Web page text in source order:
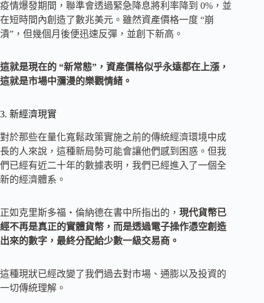
疫情爆發期間，聯準會透過緊急降息將利率降到 0%，並
在短時間內創造了數兆美元。雖然資產價格一度 “崩
潰”，但幾個月後便迅速反彈，並創下新高。
這就是現在的 “新常態”，資產價格似乎永遠都在上漲，
這就是市場中瀰漫的樂觀情緒。
3. 新經濟現實
對於那些在量化寬鬆政策實施之前的傳統經濟環境中成
長的人來說，這種新局勢可能會讓他們感到困惑。但我
們已經有近二十年的數據表明，我們已經進入了一個全
新的經濟體系。
正如克里斯多福・倫納德在書中所指出的， 現代貨幣已
經不再是真正的實體貨幣，而是透過電子操作憑空創造
出來的數字，最終分配給少數一級交易商。
這種現狀已經改變了我們過去對市場、通膨以及投資的
一切傳統理解。